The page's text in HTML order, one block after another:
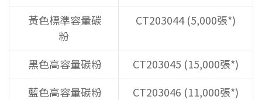
黃色標準容量碳
粉
CT203044 (5,000張*)
黑色高容量碳粉
CT203045 (15,000張*)
藍色高容量碳粉
CT203046 (11,000張*)